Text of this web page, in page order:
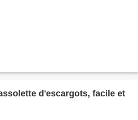
d'escargots, facile et